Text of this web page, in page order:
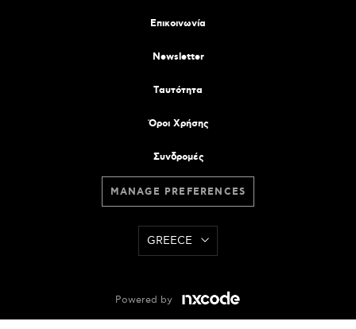
Επικοινωνία
Newsletter
Tαυτότητα
Όροι Χρήσης
Συνδρομές
MANAGE PREFERENCES
GREECE
Powered by